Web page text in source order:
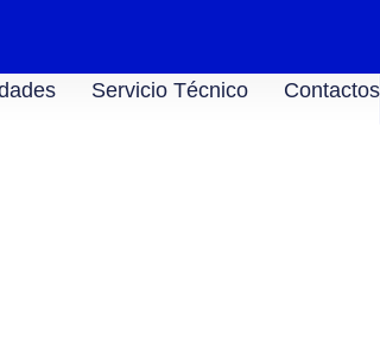
Servicio Técnico Contactos